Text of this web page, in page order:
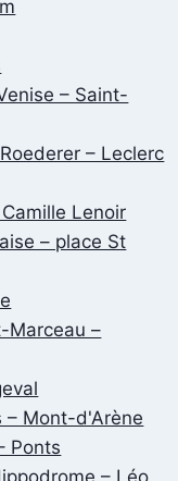
– Saint-
– Leclerc
Lenoir
– place St
Marceau –
– Mont-d'Arène
Ponts